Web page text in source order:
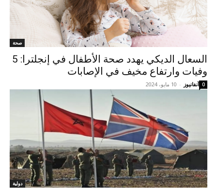
صحة
السعال الديكي يهدد صحة الأطفال في إنجلترا: 5
وفيات وارتفاع مخيف في الإصابات
آنفانيوز - 10 مايو، 2024 0
دولية